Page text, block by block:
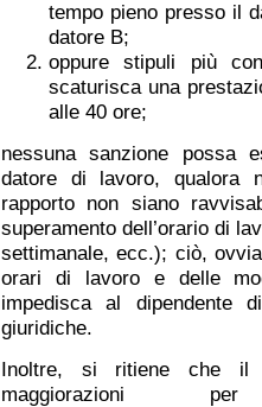
tempo pieno presso il
datore B;
oppure stipuli più
scaturisca una
alle 40 ore;
nessuna sanzione possa
datore di lavoro, qualora
rapporto non siano
superamento dell’orario di
settimanale, ecc.); ciò,
orari di lavoro e delle
impedisca al dipendente
giuridiche.
Inoltre, si ritiene che il
maggiorazioni